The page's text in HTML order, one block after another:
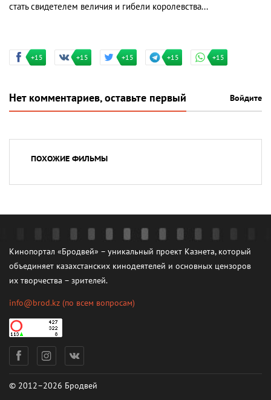
стать свидетелем величия и гибели королевства...
+15 +15 +15 +15 +15
Нет комментариев, оставьте первый Войдите
ПОХОЖИЕ ФИЛЬМЫ
Кинопортал «Бродвей» – уникальный проект Казнета, который
объединяет казахстанских кинодеятелей и основных цензоров
их творчества – зрителей.
info@brod.kz (по всем вопросам)
© 2012–2026 Бродвей